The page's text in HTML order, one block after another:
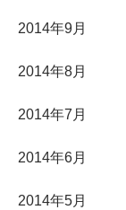
2014年9月
2014年8月
2014年7月
2014年6月
2014年5月